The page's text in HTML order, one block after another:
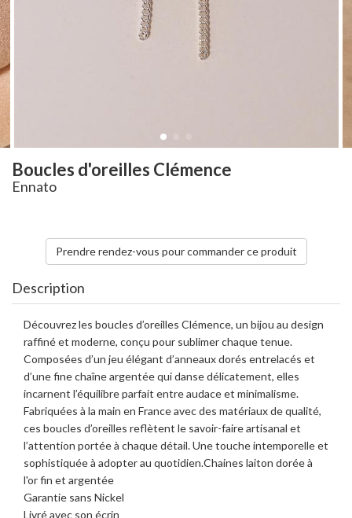
Boucles d'oreilles Clémence
Ennato
Prendre rendez-vous pour commander ce produit
Description
Découvrez les boucles d’oreilles Clémence, un bijou au design
raffiné et moderne, conçu pour sublimer chaque tenue.
Composées d’un jeu élégant d’anneaux dorés entrelacés et
d’une fine chaîne argentée qui danse délicatement, elles
incarnent l’équilibre parfait entre audace et minimalisme.
Fabriquées à la main en France avec des matériaux de qualité,
ces boucles d’oreilles reflètent le savoir-faire artisanal et
l’attention portée à chaque détail. Une touche intemporelle et
sophistiquée à adopter au quotidien.Chaines laiton dorée à
l'or fin et argentée
Garantie sans Nickel
Livré avec son écrin